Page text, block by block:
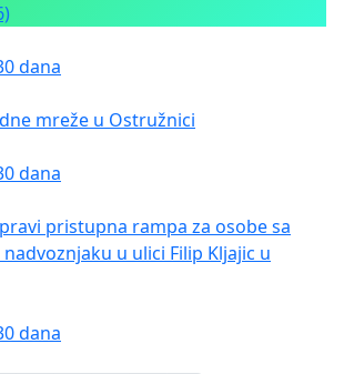
dana
mreže u Ostružnici
dana
pristupna rampa za osobe sa
u ulici Filip Kljajic u
dana